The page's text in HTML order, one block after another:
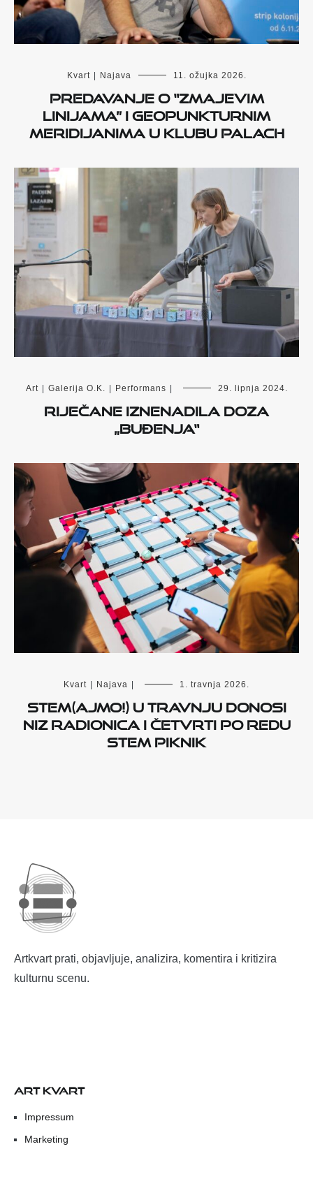
Kvart | Najava 11. ožujka 2026.
Predavanje o “zmajevim
linijama” i geopunkturnim
meridijanima u Klubu Palach
Art Galerija O.K. Performans 29. lipnja 2024.
Riječane iznenadila doza
„Buđenja“
Kvart Najava 1. travnja 2026.
STEM(AJMO!) u travnju donosi
niz radionica i četvrti po redu
STEM Piknik
Artkvart prati, objavljuje, analizira, komentira i kritizira
kulturnu scenu.
ART KVART
Impressum
Marketing